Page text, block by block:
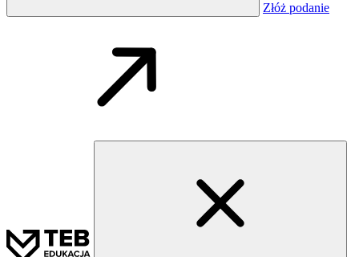
Złóż podanie